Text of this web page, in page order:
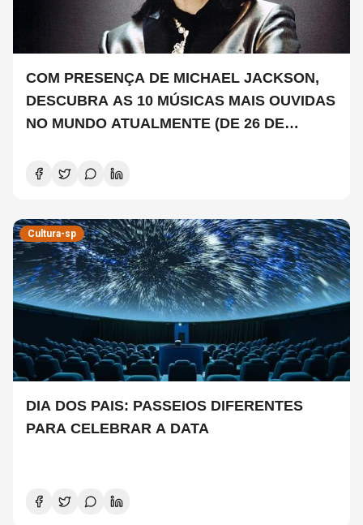
COM PRESENÇA DE MICHAEL JACKSON,
DESCUBRA AS 10 MÚSICAS MAIS OUVIDAS
NO MUNDO ATUALMENTE (DE 26 DE
Cultura-sp
DIA DOS PAIS: PASSEIOS DIFERENTES
PARA CELEBRAR A DATA